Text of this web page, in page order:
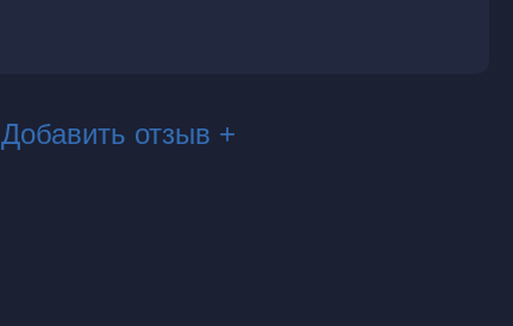
Добавить отзыв +